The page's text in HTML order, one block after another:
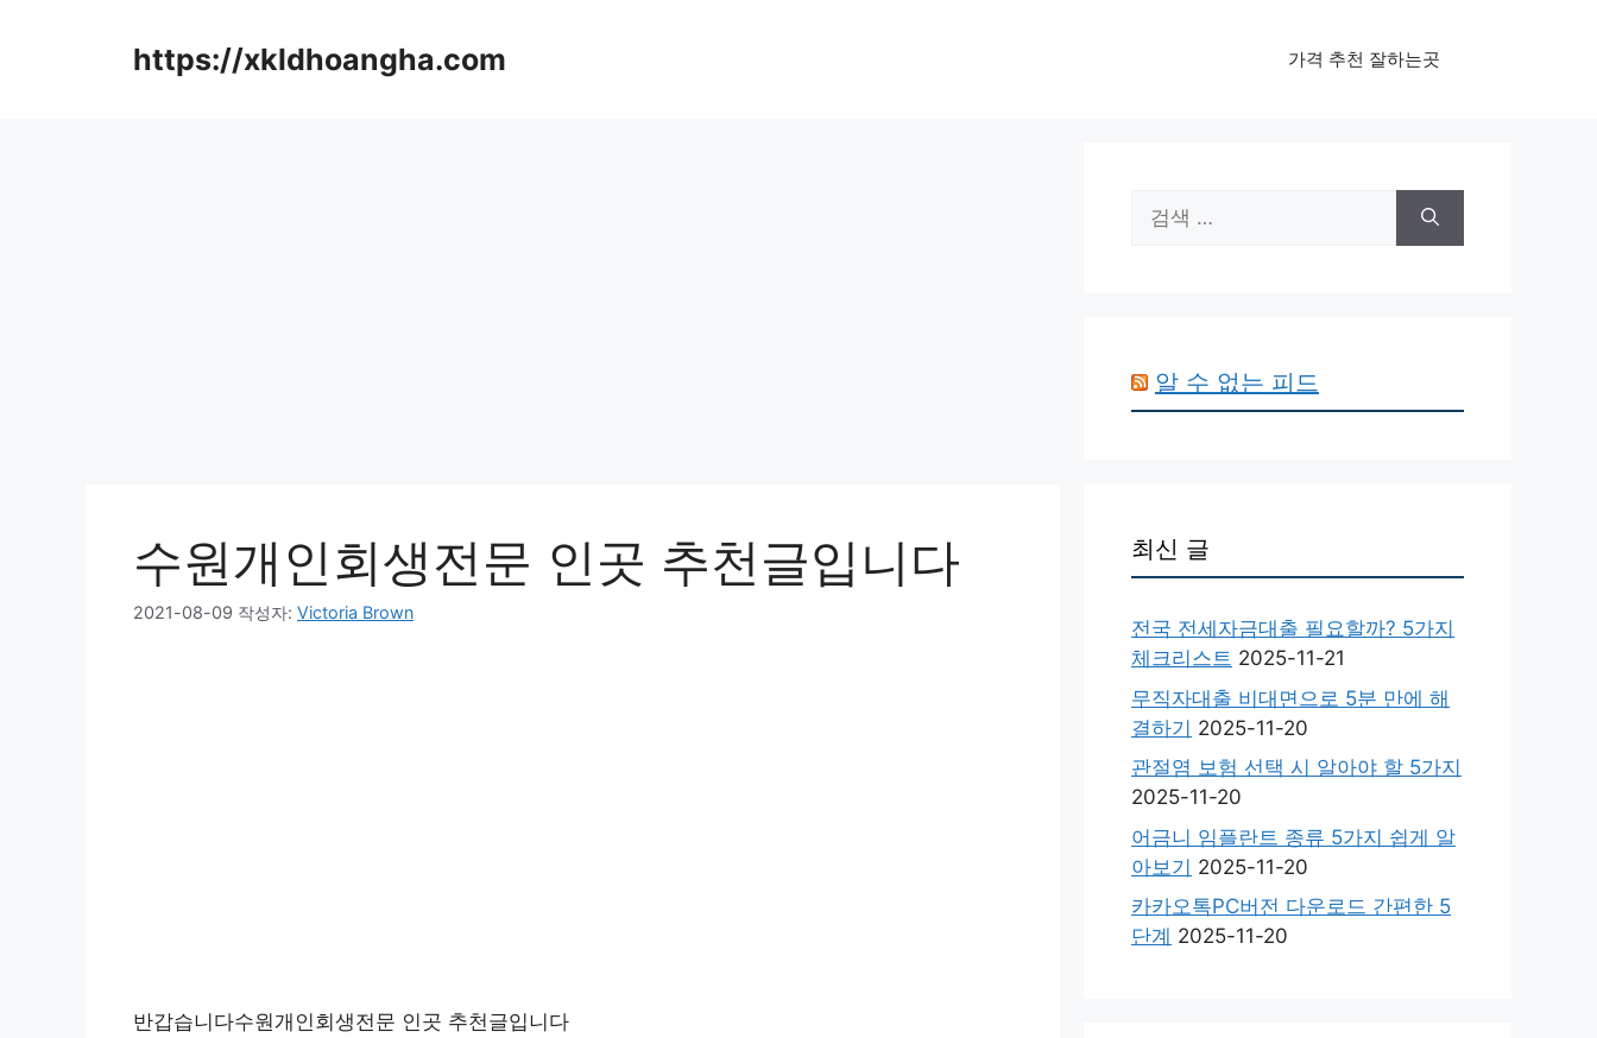
https://xkldhoangha.com 가격 추천 잘하는곳
수원개인회생전문 인곳 추천글입니다
2021-08-09 작성자: Victoria Brown
반갑습니다수원개인회생전문 인곳 추천글입니다
색:
알 수 없는 피드
최신 글
전국 전세자금대출 필요할까? 5가지
체크리스트 2025-11-21
무직자대출 비대면으로 5분 만에 해
결하기 2025-11-20
관절염 보험 선택 시 알아야 할 5가지
2025-11-20
어금니 임플란트 종류 5가지 쉽게 알
아보기 2025-11-20
카카오톡PC버전 다운로드 간편한 5
단계 2025-11-20